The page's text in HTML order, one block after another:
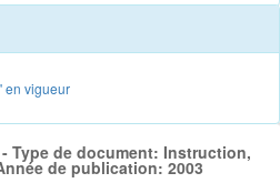
en vigueur
Type de document: Instruction,
de publication: 2003